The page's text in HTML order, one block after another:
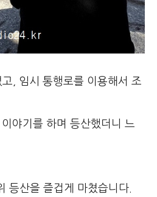
, 임시 통행로를 이용해서 조
야기를 하며 등산했더니 느
등산을 즐겁게 마쳤습니다.